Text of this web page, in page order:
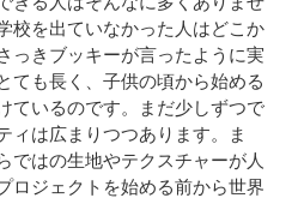
校を出ていなかった人はどこか
っきブッキーが言ったように実
ても長く、子供の頃から始める
ているのです。まだ少しずつで
ィは広まりつつあります。ま
ではの生地やテクスチャーが人
ロジェクトを始める前から世界